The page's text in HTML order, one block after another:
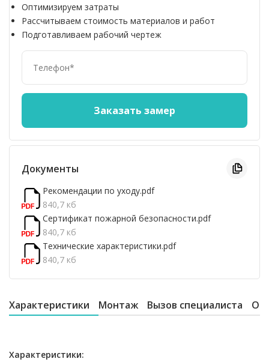
Оптимизируем затраты
Рассчитываем стоимость материалов и работ
Подготавливаем рабочий чертеж
Документы
Рекомендации по уходу.pdf
840,7 кб
Сертификат пожарной безопасности.pdf
840,7 кб
Технические характеристики.pdf
840,7 кб
Характеристики Монтаж Вызов специалиста
Характеристики: